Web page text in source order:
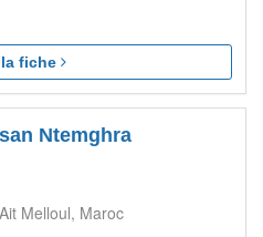
fiche
Ntemghra
Ait Melloul Maroc